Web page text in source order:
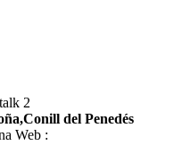
2
del Penedés
Web :